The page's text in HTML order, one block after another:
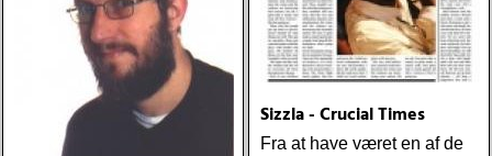
Sizzla - Crucial Times
Fra at have været en af de